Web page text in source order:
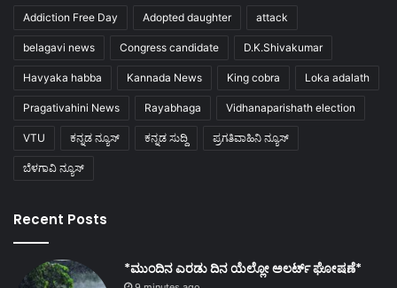
Addiction Free Day Adopted daughter attack
belagavi news Congress candidate D.K.Shivakumar
Havyaka habba Kannada News King cobra Loka adalath
Pragativahini News Rayabhaga Vidhanaparishath election
VTU ಕನ್ನಡ ನ್ಯೂಸ್ ಕನ್ನಡ ಸುದ್ದಿ ಪ್ರಗತಿವಾಹಿನಿ ನ್ಯೂಸ್
ಬೆಳಗಾವಿ ನ್ಯೂಸ್
Recent Posts
*ಮುಂದಿನ ಎರಡು ದಿನ ಯೆಲ್ಲೋ ಅಲರ್ಟ್ ಘೋಷಣೆ*